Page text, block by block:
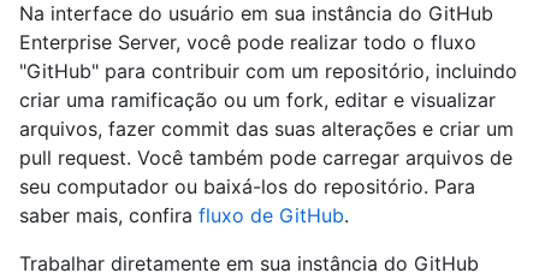
Na interface do usuário em sua instância do GitHub
Enterprise Server, você pode realizar todo o fluxo
"GitHub" para contribuir com um repositório, incluindo
criar uma ramificação ou um fork, editar e visualizar
arquivos, fazer commit das suas alterações e criar um
pull request. Você também pode carregar arquivos de
seu computador ou baixá-los do repositório. Para
saber mais, confira fluxo de GitHub.
Trabalhar diretamente em sua instância do GitHub